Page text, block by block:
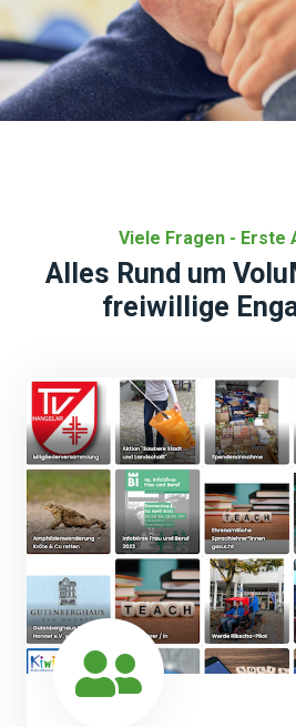
Viele Fragen - Erste
Alles Rund um
freiwillige